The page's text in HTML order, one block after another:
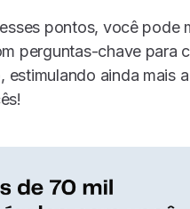
pontos, você pode
perguntas-chave para
estimulando ainda mais